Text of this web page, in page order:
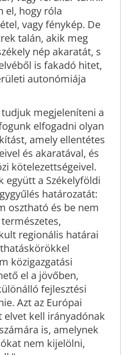
el, hogy róla
vagy fénykép. De
talán, akik meg
nép akaratát, s
is fakadó hitet,
autonómiája
tudjuk megjeleníteni a
elfogadni olyan
amely ellentétes
és akaratával, és
kötelezettségeivel.
együtt a Székelyföldi
határozatát:
osztható és be nem
regionális határai
közigazgatási
el a jövőben,
fejlesztési
Azt az Európai
kell irányadónak
is, amelynek
nem kijelölni,